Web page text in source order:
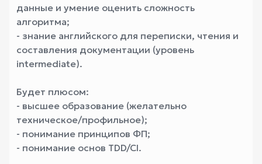
данные и умение оценить сложность
алгоритма;
- знание английского для переписки, чтения и
составления документации (уровень
intermediate).
Будет плюсом:
- высшее образование (желательно
техническое/профильное);
- понимание принципов ФП;
- понимание основ TDD/CI.